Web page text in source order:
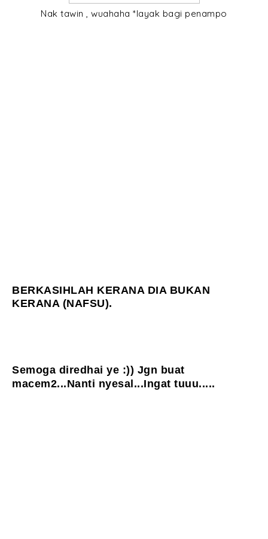
Nak tawin , wuahaha *layak bagi penampo
BERKASIHLAH KERANA DIA BUKAN
KERANA (NAFSU).
Semoga diredhai ye :)) Jgn buat
macem2...Nanti nyesal...Ingat tuuu.....